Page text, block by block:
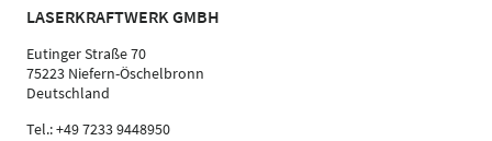
LASERKRAFTWERK GMBH
Eutinger Straße 70
75223 Niefern-Öschelbronn
Deutschland
Tel.: +49 7233 9448950